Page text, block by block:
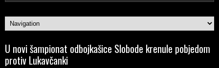
U novi šampionat odbojkašice Slobode krenule pobjedom
protiv Lukavčanki